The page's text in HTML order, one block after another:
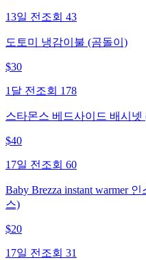
13일 전 조회 43
도토미 냉감이불 (곰돌이)
$30
1달 전 조회 178
스타몬스 베드사이드 배시넷
$40
17일 전 조회 60
Baby Brezza instant warmer
스)
$20
17일 전 조회 31